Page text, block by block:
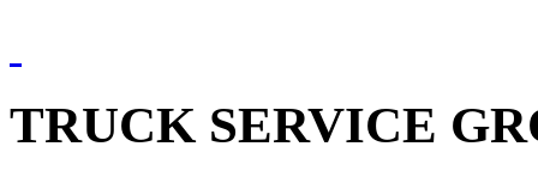
TRUCK SERVICE